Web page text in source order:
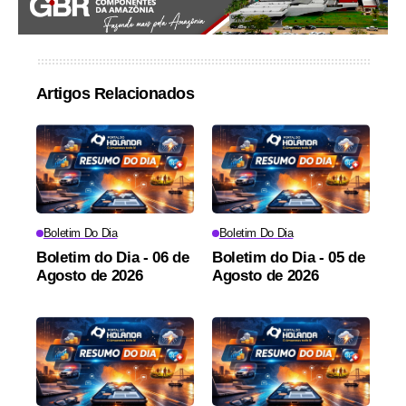
Artigos Relacionados
Boletim Do Dia
Boletim do Dia - 06 de
Agosto de 2026
Boletim Do Dia
Boletim do Dia - 05 de
Agosto de 2026